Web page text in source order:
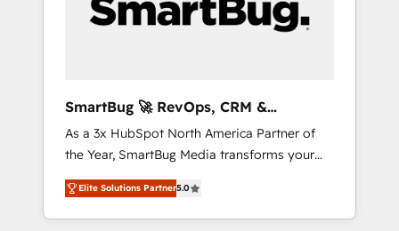
の責任」を引き受け、部門横断の統合・浸透・
Hubで一体提供。 ▸ 既存CRM・MAからの移行
支援：Salesforce・Marketo・Pardot等からの
移行、カスタム設計、履歴データ移行と活用設
計まで。 ▸ AEO対応：ChatGPT・Perplexity等
のAI検索からの流入・引用を前提にコンテンツ
and Story to stop "accelerating a mess." ⚙️
Elite Engineering & AI Scalable Architecture:
agents, and high-integrity migrations for total
reporting clarity. Security & Compliance: SOC
2 Type I and HIPAA attested for enterprise-
grade data security. 🏆 Why Bluleadz? GTM
OS Partner | 16+ Years Experience | 1,000+
Five-Star Reviews
SmartBug 🚀 RevOps, CRM &
Integration Experts
As a 3x HubSpot North America Partner of
the Year, SmartBug Media transforms your
customer lifecycle into a revenue engine. Our
unified ecosystem includes specialized
divisions Globalia (AI & Software) and Point
Elite Solutions Partner5.0